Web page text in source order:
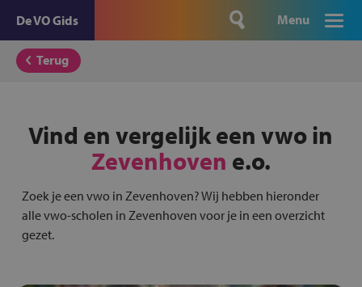
De VO Gids Menu
Terug
Vind en vergelijk een vwo in
Zevenhoven e.o.
Zoek je een vwo in Zevenhoven? Wij hebben hieronder
alle vwo-scholen in Zevenhoven voor je in een overzicht
gezet.